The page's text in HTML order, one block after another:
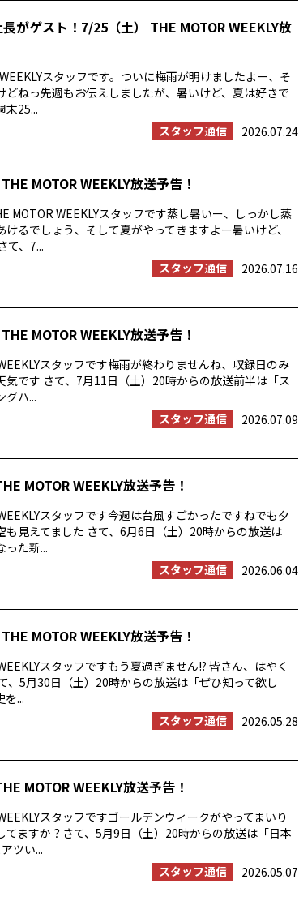
長がゲスト！7/25（土） THE MOTOR WEEKLY放
スタッフです。ついに梅雨が明けましたよー、そ
どねっ先週もお伝えしましたが、暑いけど、夏は好きで
末25...
スタッフ通信
2026.07.24
MOTOR WEEKLY放送予告！
MOTOR WEEKLYスタッフです蒸し暑いー、しっかし蒸
るでしょう、そして夏がやってきますよー暑いけど、
て、7...
スタッフ通信
2026.07.16
MOTOR WEEKLY放送予告！
スタッフです梅雨が終わりませんね、収録日のみ
気です さて、7月11日（土）20時からの放送前半は「ス
ハ...
スタッフ通信
2026.07.09
MOTOR WEEKLY放送予告！
スタッフです今週は台風すごかったですねでも夕
見えてました さて、6月6日（土）20時からの放送は
った新...
スタッフ通信
2026.06.04
MOTOR WEEKLY放送予告！
スタッフですもう夏過ぎません!? 皆さん、はやく
、5月30日（土）20時からの放送は「ぜひ知って欲し
を...
スタッフ通信
2026.05.28
MOTOR WEEKLY放送予告！
スタッフですゴールデンウィークがやってまいり
てますか？さて、5月9日（土）20時からの放送は「日本
ツい...
スタッフ通信
2026.05.07